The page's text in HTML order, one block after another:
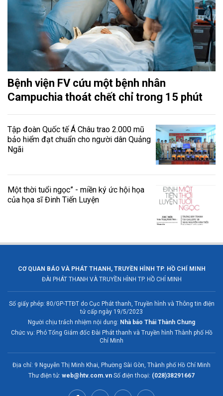
Bệnh viện FV cứu một bệnh nhân
Campuchia thoát chết chỉ trong 15 phút
Tập đoàn Quốc tế Á Châu trao 2.000 mũ
bảo hiểm đạt chuẩn cho người dân Quảng
Ngãi
Một thời tuổi ngọc” - miền ký ức hội họa
của họa sĩ Đinh Tiến Luyện
CƠ QUAN BÁO VÀ PHÁT THANH, TRUYỀN HÌNH TP. HỒ CHÍ MINH
ĐÀI PHÁT THANH VÀ TRUYỀN HÌNH TP. HỒ CHÍ MINH
Số giấy phép: 80/GP-TTĐT do Cục Phát thanh, Truyền hình và Thông tin điện
tử cấp ngày 19/5/2023
Người chịu trách nhiệm nội dung: Nhà báo Thái Thành Chung
Chức vụ: Phó Tổng Giám đốc Đài Phát thanh và Truyền hình Thành phố Hồ
Chí Minh
Địa chỉ: 9 Nguyễn Thị Minh Khai, Phường Sài Gòn, Thành phố Hồ Chí Minh
Thư điện tử: web@htv.com.vn Số điện thoại: (028)38291667